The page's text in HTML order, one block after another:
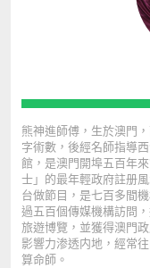
熊神進師傅，生於澳門
字術數，後經名師指導
館，是澳門開埠五百年
士」的最年輕政府註册
台做節目，是七百多間
過五百個傳媒機構訪問
旅遊博覽，並獲得澳門
影響力渗透内地，經常
算命師。